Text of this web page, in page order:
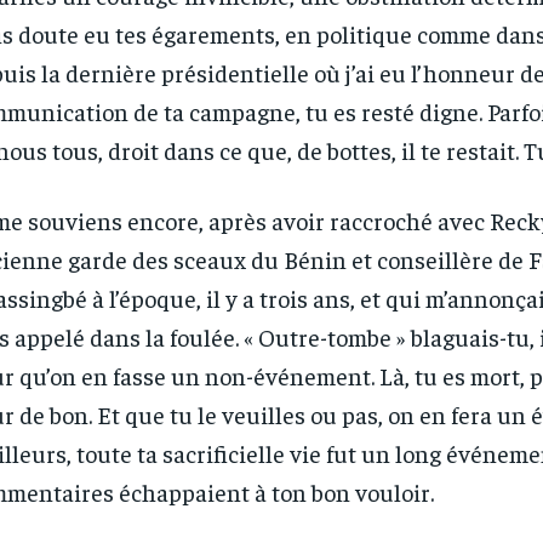
you
1-YEAR
Pay now and you get access to exclusive
news and articles for a whole year.
every
opt
you
1-YEAR
Pay now and you get access to exclusive
news and articles for a whole year.
every
opt
doute eu tes égarements, en politique comme
la dernière présidentielle où j’ai eu l’honneur
de ta campagne, tu es resté digne.
tous, droit dans ce que, de bottes, il te restait.
souviens encore, après avoir raccroché avec
garde des sceaux du Bénin et conseillère de
à l’époque, il y a trois ans, et qui
appelé dans la foulée. « Outre-tombe » blaguais-
qu’on en fasse un non-événement. Là, tu es mort,
de bon. Et que tu le veuilles ou pas, on en fera un
toute ta sacrificielle vie fut un long
échappaient à ton bon vouloir.